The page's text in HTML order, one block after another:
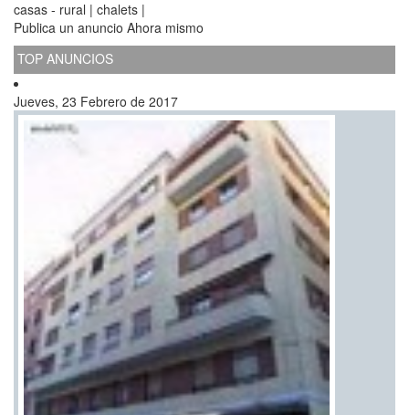
casas - rural | chalets |
Publica un anuncio Ahora mismo
TOP ANUNCIOS
Jueves, 23 Febrero de 2017